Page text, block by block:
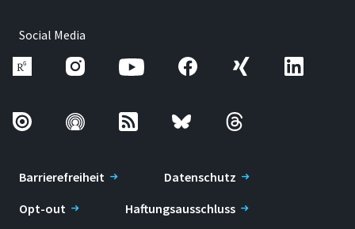
Social Media
Barrierefreiheit
Datenschutz
Opt-out
Haftungsausschluss